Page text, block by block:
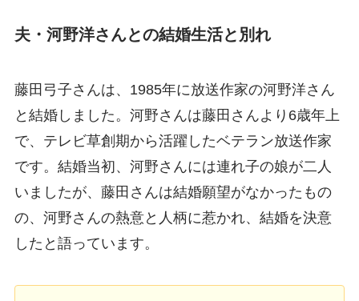
夫・河野洋さんとの結婚生活と別れ
藤田弓子さんは、1985年に放送作家の河野洋さん
と結婚しました。河野さんは藤田さんより6歳年上
で、テレビ草創期から活躍したベテラン放送作家
です。結婚当初、河野さんには連れ子の娘が二人
いましたが、藤田さんは結婚願望がなかったもの
の、河野さんの熱意と人柄に惹かれ、結婚を決意
したと語っています。